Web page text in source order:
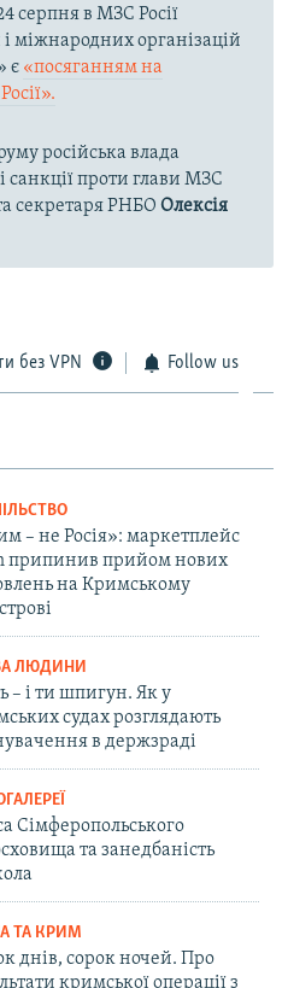
серпня в МЗС Росії
міжнародних організацій
є «посяганням на
російська влада
санкції проти глави МЗС
секретаря РНБО Олексія
без VPN Follow us
– не Росія»: маркетплейс
припинив прийом нових
на Кримському
ЛЮДИНИ
– і ти шпигун. Як у
судах розглядають
в держзраді
Сімферопольського
та занедбаність
ТА КРИМ
днів, сорок ночей. Про
кримської операції з